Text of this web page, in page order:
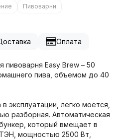
Пивоварни
Оплата
пивоварня Easy Brew – 50
пива, объемом до 40
эксплуатации, легко моется,
разборная. Автоматическая
который вмещает в
ТЭН, мощностью 2500 Вт,